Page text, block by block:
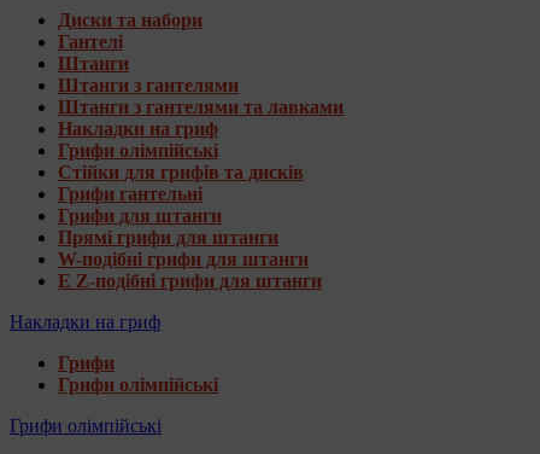
Диски та набори
Гантелі
Штанги
Штанги з гантелями
Штанги з гантелями та лавками
Накладки на гриф
Грифи олімпійські
Стійки для грифів та дисків
Грифи гантельні
Грифи для штанги
Прямі грифи для штанги
W-подібні грифи для штанги
E Z-подібні грифи для штанги
Накладки на гриф
Грифи
Грифи олімпійські
Грифи олімпійські